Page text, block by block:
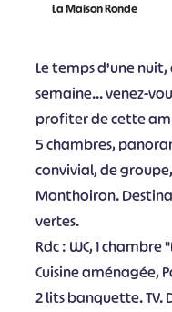
La Maison Ronde
Le temps d'une
semaine... venez-
profiter de cette
5 chambres,
convivial, de
Monthoiron.
vertes.
Rdc : WC, 1
Cuisine aménagée,
2 lits banquette. TV.